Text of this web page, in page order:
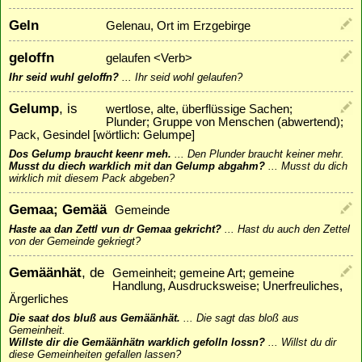
Geln Gelenau, Ort im Erzgebirge
geloffn gelaufen <Verb>
Ihr seid wuhl geloffn? Ihr seid wohl gelaufen?
Gelump, is
wertlose, alte, überflüssige Sachen;
Plunder; Gruppe von Menschen (abwertend);
Pack, Gesindel [wörtlich: Gelumpe]
Dos Gelump braucht keenr meh.
Den Plunder braucht keiner mehr.
Musst du diech warklich mit dan Gelump abgahm?
Musst du dich
wirklich mit diesem Pack abgeben?
Gemaa; Gemää Gemeinde
Haste aa dan Zettl vun dr Gemaa gekricht?
Hast du auch den Zettel
von der Gemeinde gekriegt?
Gemäänhät, de
Gemeinheit; gemeine Art; gemeine
Handlung, Ausdrucksweise; Unerfreuliches,
Ärgerliches
Die saat dos bluß aus Gemäänhät.
Die sagt das bloß aus
Gemeinheit.
Willste dir die Gemäänhätn warklich gefolln lossn?
Willst du dir
diese Gemeinheiten gefallen lassen?